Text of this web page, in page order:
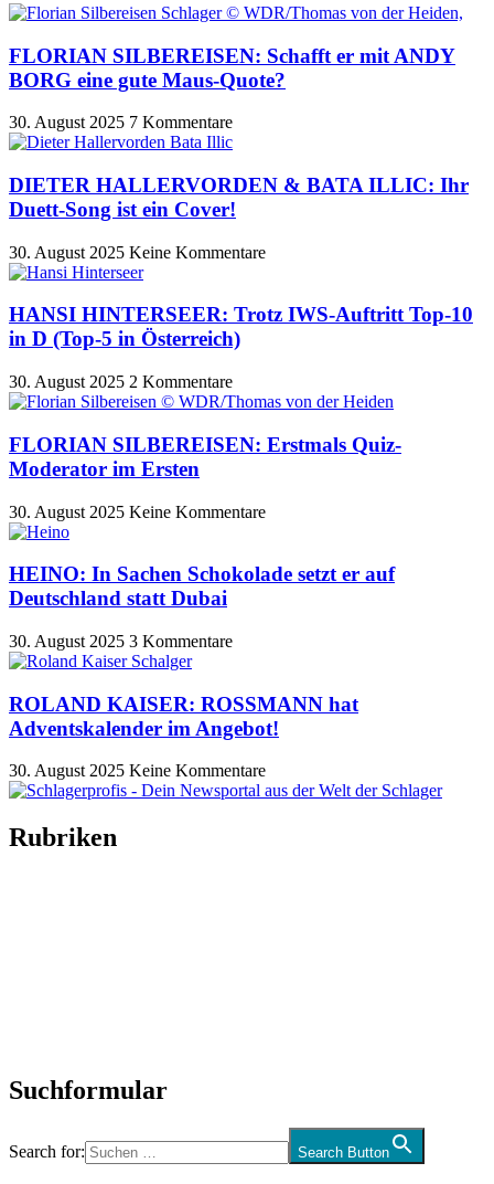
FLORIAN SILBEREISEN: Schafft er mit ANDY
BORG eine gute Maus-Quote?
30. August 2025 7 Kommentare
DIETER HALLERVORDEN & BATA ILLIC: Ihr
Duett-Song ist ein Cover!
30. August 2025 Keine Kommentare
HANSI HINTERSEER: Trotz IWS-Auftritt Top-10
in D (Top-5 in Österreich)
30. August 2025 2 Kommentare
FLORIAN SILBEREISEN: Erstmals Quiz-
Moderator im Ersten
30. August 2025 Keine Kommentare
HEINO: In Sachen Schokolade setzt er auf
Deutschland statt Dubai
30. August 2025 3 Kommentare
ROLAND KAISER: ROSSMANN hat
Adventskalender im Angebot!
30. August 2025 Keine Kommentare
Rubriken
Suchformular
Search for: Search Button